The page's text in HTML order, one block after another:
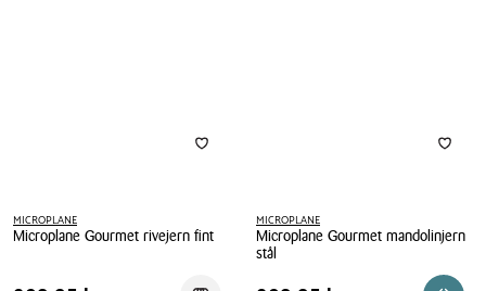
MICROPLANE
Microplane Gourmet rivejern fint
MICROPLANE
Microplane Gourmet mandolinjern
stål
Microplane